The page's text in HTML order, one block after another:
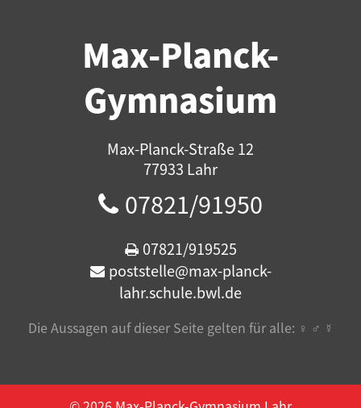
Max-Planck-
Gymnasium
Max-Planck-Straße 12
77933 Lahr
07821/91950
07821/919525
poststelle@max-planck-
lahr.schule.bwl.de
Die Aussagen auf dieser Seite gelten für alle: ♀ ♂ ☿️